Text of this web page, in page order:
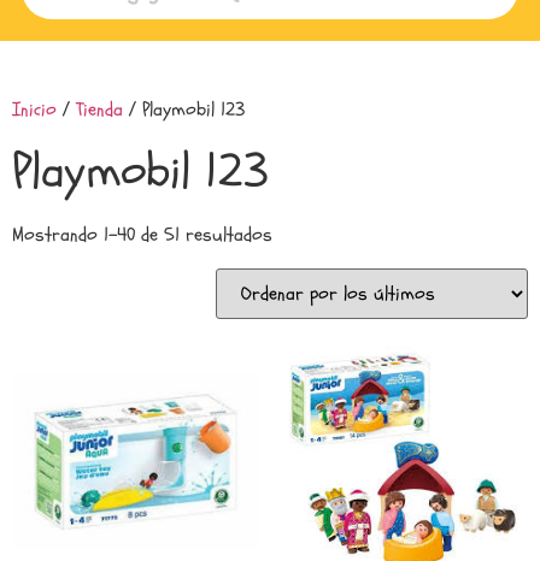
Inicio /Tienda / Playmobil 123
Playmobil 123
Mostrando 1–40 de 51 resultados